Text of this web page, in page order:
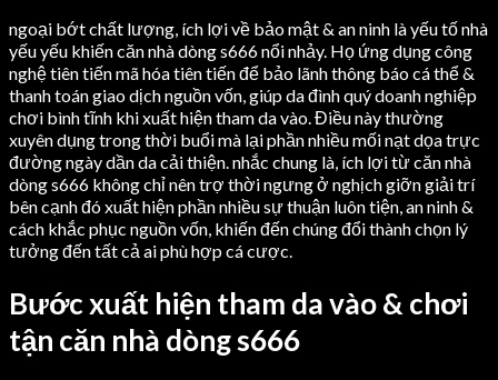
ngoại bớt chất lượng, ích lợi về bảo mật & an ninh là yếu tố nhà
yếu yếu khiến căn nhà dòng s666 nổi nhảy. Họ ứng dụng công
nghệ tiên tiến mã hóa tiên tiến để bảo lãnh thông báo cá thể &
thanh toán giao dịch nguồn vốn, giúp da đình quý doanh nghiệp
chơi bình tĩnh khi xuất hiện tham da vào. Điều này thường
xuyên dụng trong thời buổi mà lại phần nhiều mối nạt dọa trực
đường ngày dần da cải thiện. nhắc chung là, ích lợi từ căn nhà
dòng s666 không chỉ nên trợ thời ngưng ở nghịch giỡn giải trí
bên cạnh đó xuất hiện phần nhiều sự thuận luôn tiện, an ninh &
cách khắc phục nguồn vốn, khiến đến chúng đổi thành chọn lý
tưởng đến tất cả ai phù hợp cá cược.
Bước xuất hiện tham da vào & chơi
tận căn nhà dòng s666